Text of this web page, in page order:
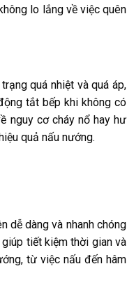
lo lắng về việc quên
quá nhiệt và quá áp,
tắt bếp khi không có
nguy cơ cháy nổ hay hư
quả nấu nướng.
dễ dàng và nhanh chóng
tiết kiệm thời gian và
từ việc nấu đến hâm